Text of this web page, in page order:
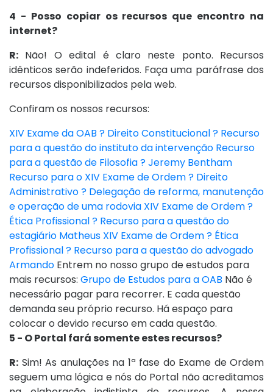
4 - Posso copiar os recursos que encontro na
internet?
R: Não! O edital é claro neste ponto. Recursos
idênticos serão indeferidos. Faça uma paráfrase dos
recursos disponibilizados pela web.
Confiram os nossos recursos:
XIV Exame da OAB ? Direito Constitucional ? Recurso
para a questão do instituto da intervenção Recurso
para a questão de Filosofia ? Jeremy Bentham
Recurso para o XIV Exame de Ordem ? Direito
Administrativo ? Delegação de reforma, manutenção
e operação de uma rodovia XIV Exame de Ordem ?
Ética Profissional ? Recurso para a questão do
estagiário Matheus XIV Exame de Ordem ? Ética
Profissional ? Recurso para a questão do advogado
Armando Entrem no nosso grupo de estudos para
mais recursos: Grupo de Estudos para a OAB Não é
necessário pagar para recorrer. E cada questão
demanda seu próprio recurso. Há espaço para
colocar o devido recurso em cada questão.
5 - O Portal fará somente estes recursos?
R: Sim! As anulações na 1ª fase do Exame de Ordem
seguem uma lógica e nós do Portal não acreditamos